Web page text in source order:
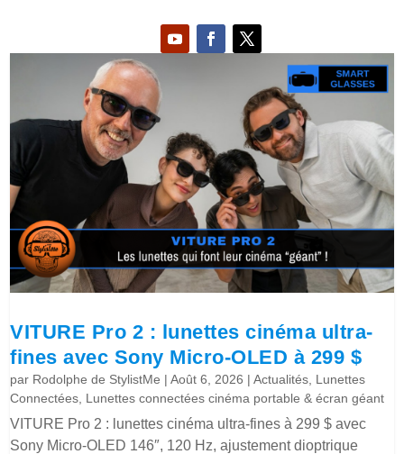
VITURE Pro 2 : lunettes cinéma ultra-
fines avec Sony Micro-OLED à 299 $
par Rodolphe de StylistMe |Août 6, 2026 |Actualités Lunettes
Connectées Lunettes connectées cinéma portable & écran géant
VITURE Pro 2 : lunettes cinéma ultra-fines à 299 $ avec
Sony Micro-OLED 146″, 120 Hz, ajustement dioptrique